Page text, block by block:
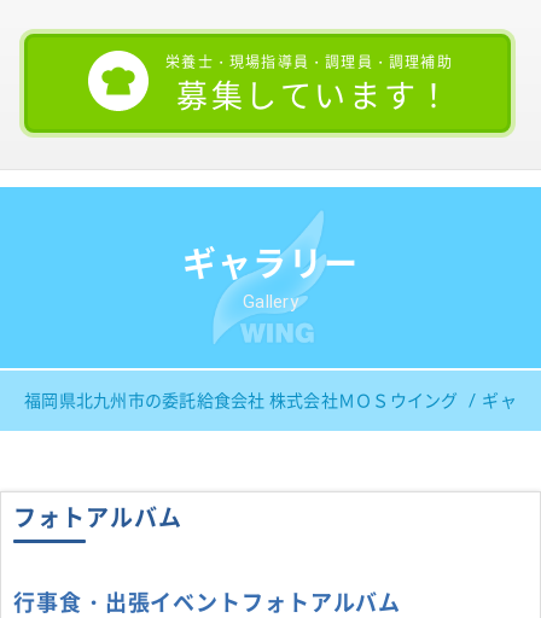
栄養士・現場指導員・調理員・調理補助
募集しています！
ギャラリー
Gallery
福岡県北九州市の委託給食会社 株式会社ＭＯＳウイング ギャラ
フォトアルバム
行事食・出張イベントフォトアルバム